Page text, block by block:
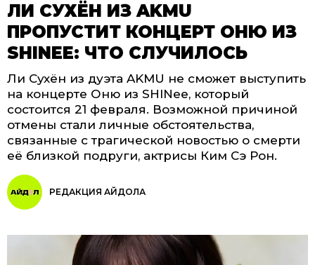
ЛИ СУХЁН ИЗ AKMU
ПРОПУСТИТ КОНЦЕРТ ОНЮ ИЗ
SHINEE: ЧТО СЛУЧИЛОСЬ
Ли Сухён из дуэта AKMU не сможет выступить
на концерте Оню из SHINee, который
состоится 21 февраля. Возможной причиной
отмены стали личные обстоятельства,
связанные с трагической новостью о смерти
её близкой подруги, актрисы Ким Сэ Рон.
РЕДАКЦИЯ АЙДОЛА